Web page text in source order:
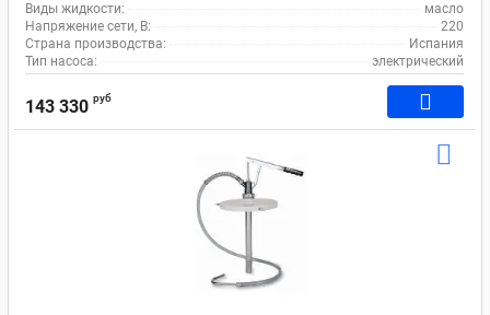
Виды жидкости:
масло
Напряжение сети, В:
220
Страна производства:
Испания
Тип насоса:
электрический
143 330 руб